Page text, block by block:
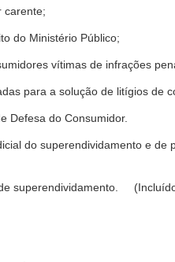
carente;
do Ministério Público;
vítimas de infrações
para a solução de litígios de
Defesa do Consumidor.
do superendividamento e
superendividamento.